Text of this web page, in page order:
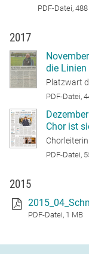
PDF-Datei,
2017
die Linien
Platzwart
PDF-Datei,
Chor ist
PDF-Datei,
2015
PDF-Datei, 1 MB